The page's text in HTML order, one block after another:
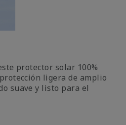
protector solar 100%
ligera de amplio
suave y listo para el